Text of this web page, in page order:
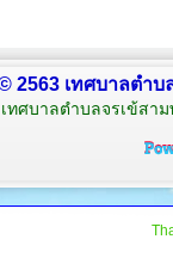
2563 เทศบาลตำ
เทศบาลตำบลจรเข้สา